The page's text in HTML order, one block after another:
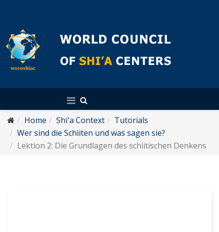
Home Shi'a Context
Tutorials
Wer sind die Schiiten und was sagen sie?
Lektion 2: Die Grundlagen des schiitischen Denkens